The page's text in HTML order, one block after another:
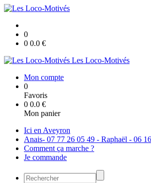
0
0 0.0 €
Les Loco-Motivés
Mon compte
0
Favoris
0 0.0 €
Mon panier
Ici en Aveyron
Anais- 07 77 26 05 49 - Raphaël - 06
Comment ça marche ?
Je commande